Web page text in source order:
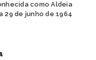
como Aldeia
29 de junho de 1964